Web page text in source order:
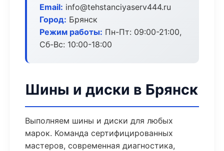
Email: info@tehstanciyaserv444.ru
Город: Брянск
Режим работы: Пн-Пт: 09:00-21:00,
Сб-Вс: 10:00-18:00
Шины и диски в Брянск
Выполняем шины и диски для любых
марок. Команда сертифицированных
мастеров, современная диагностика,